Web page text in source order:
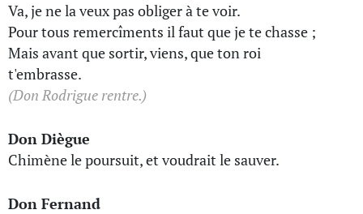
Va, je ne la veux pas obliger à te voir.
Pour tous remercîments il faut que je te chasse ;
Mais avant que sortir, viens, que ton roi
t'embrasse.
(Don Rodrigue rentre.)
Don Diègue
Chimène le poursuit, et voudrait le sauver.
Don Fernand